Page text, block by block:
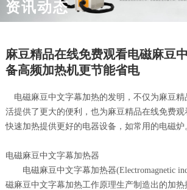
资讯动态
麻豆精品在线免费观看电磁麻豆
备高频加热机更节能省电
电磁麻豆中文字幕加热的发明，不仅为麻豆
活提供了更大的便利，也为麻豆精品在线免费
快速加热提供更好的电器设备，如常用的电磁炉
电磁麻豆中文字幕加热器
电磁麻豆中文字幕加热器(Electromagnetic
磁麻豆中文字幕加热工作原理生产制造出的加热控